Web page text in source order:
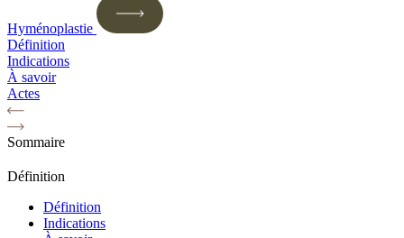
Hyménoplastie
Définition
Indications
À savoir
Actes
Sommaire
Définition
Définition
Indications